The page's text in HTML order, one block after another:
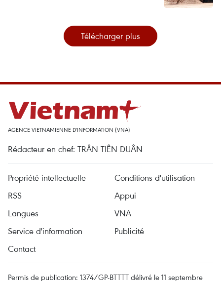
Télécharger plus
AGENCE VIETNAMIENNE D'INFORMATION (VNA)
Rédacteur en chef: TRÂN TIÊN DUÂN
Propriété intellectuelle
Conditions d'utilisation
RSS
Appui
Langues
VNA
Service d'information
Publicité
Contact
Permis de publication: 1374/GP-BTTTT délivré le 11 septembre